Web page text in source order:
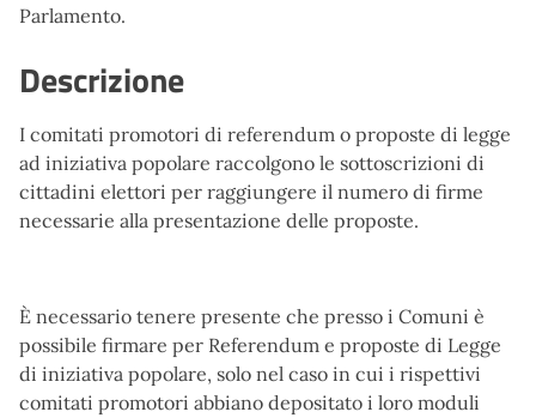
Parlamento.
Descrizione
I comitati promotori di referendum o proposte di legge
ad iniziativa popolare raccolgono le sottoscrizioni di
cittadini elettori per raggiungere il numero di firme
necessarie alla presentazione delle proposte.
È necessario tenere presente che presso i Comuni è
possibile firmare per Referendum e proposte di Legge
di iniziativa popolare, solo nel caso in cui i rispettivi
comitati promotori abbiano depositato i loro moduli